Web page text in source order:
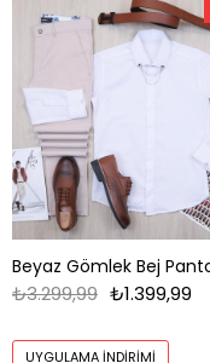
₺1.399,99
₺3.299,99
UYGULAMA İNDIRIMI